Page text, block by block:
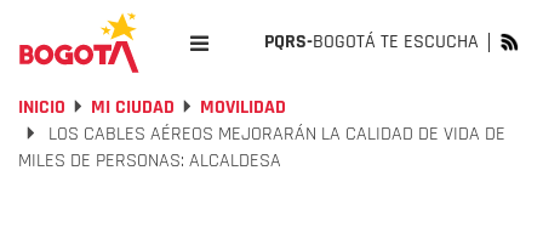
PQRS-BOGOTÁ TE ESCUCHA
INICIO MI CIUDAD
MOVILIDAD
LOS CABLES AÉREOS MEJORARÁN LA CALIDAD DE VIDA DE
MILES DE PERSONAS: ALCALDESA